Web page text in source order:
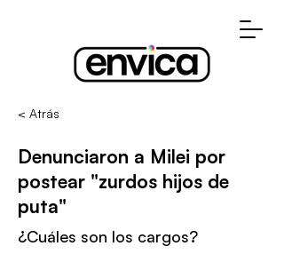
< Atrás
Denunciaron a Milei por
postear "zurdos hijos de
puta"
¿Cuáles son los cargos?